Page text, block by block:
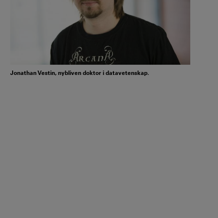
Jonathan Vestin, nybliven doktor i datavetenskap.